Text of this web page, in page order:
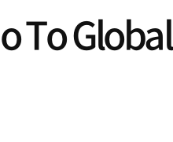
To Global